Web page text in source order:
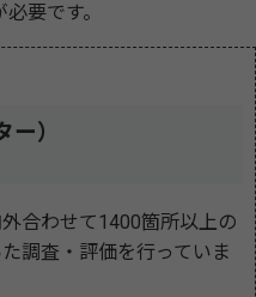
要です。
）
合わせて1400箇所以上の
調査・評価を行っていま